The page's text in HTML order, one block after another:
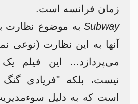
زمان فرانسه است.
Subwayبه موضوع نظارت
آنها به این نظارت (نوعی
می‌پردازد... این فیلم
نیست، بلکه "فریادی
است که به دلیل